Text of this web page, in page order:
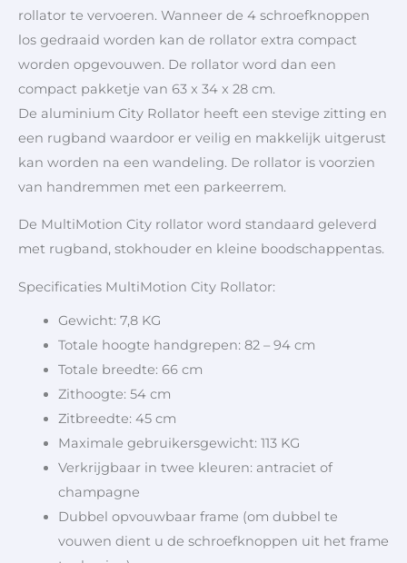
rollator te vervoeren. Wanneer de 4 schroefknoppen
los gedraaid worden kan de rollator extra compact
worden opgevouwen. De rollator word dan een
compact pakketje van 63 x 34 x 28 cm.
De aluminium City Rollator heeft een stevige zitting en
een rugband waardoor er veilig en makkelijk uitgerust
kan worden na een wandeling. De rollator is voorzien
van handremmen met een parkeerrem.
De MultiMotion City rollator word standaard geleverd
met rugband, stokhouder en kleine boodschappentas.
Specificaties MultiMotion City Rollator:
Gewicht: 7,8 KG
Totale hoogte handgrepen: 82 – 94 cm
Totale breedte: 66 cm
Zithoogte: 54 cm
Zitbreedte: 45 cm
Maximale gebruikersgewicht: 113 KG
Verkrijgbaar in twee kleuren: antraciet of
champagne
Dubbel opvouwbaar frame (om dubbel te
vouwen dient u de schroefknoppen uit het frame